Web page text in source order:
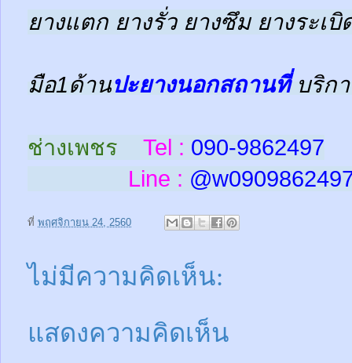
ยางแตก ยางรั่ว ยางซึม ยางระเบิ
มือ1ด้านปะยางนอกสถานที่ บริก
ช่างเพชร Tel : 090-9862497
Line : @w
ที่ พฤศจิกายน 24, 2560
ไม่มีความคิดเห็น:
แสดงความคิดเห็น